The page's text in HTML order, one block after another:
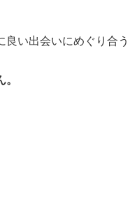
い出会いにめぐり合う